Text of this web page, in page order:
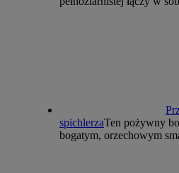
spichlerzaTen pożywny
bogatym, orzechowym